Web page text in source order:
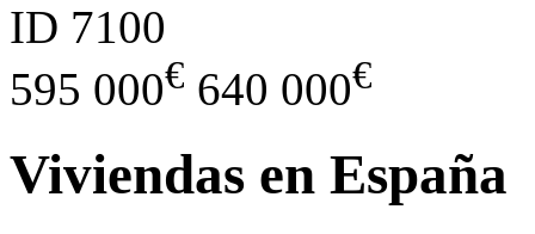
ID 7100
595 000€ 640 000€
Viviendas en España